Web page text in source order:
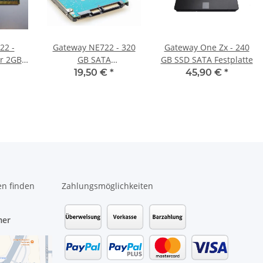
-
2GB
Gateway NE722 - 320
GB SATA
HDD/Festplatte
19,50 € *
Gateway One Zx - 240
GB SSD SATA Festplatte
45,90 € *
finden Zahlungsmöglichkeiten